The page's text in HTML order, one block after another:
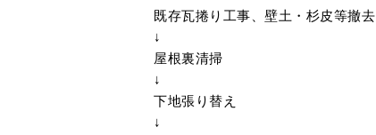
既存瓦捲り工事、壁土・杉皮等撤去
↓
屋根裏清掃
↓
下地張り替え
↓